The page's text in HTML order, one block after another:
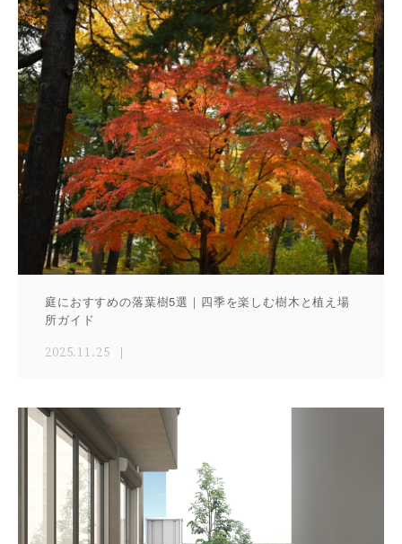
庭におすすめの落葉樹5選｜四季を楽しむ樹木と植え場
所ガイド
2025.11.25